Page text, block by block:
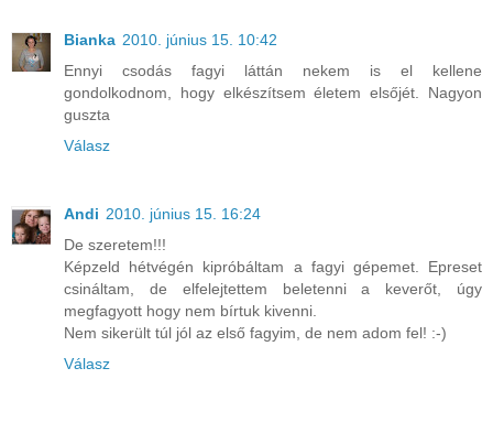
Bianka 2010. június 15. 10:42
Ennyi csodás fagyi láttán nekem is el kellene
gondolkodnom, hogy elkészítsem életem elsőjét. Nagyon
guszta
Válasz
Andi 2010. június 15. 16:24
De szeretem!!!
Képzeld hétvégén kipróbáltam a fagyi gépemet. Epreset
csináltam, de elfelejtettem beletenni a keverőt, úgy
megfagyott hogy nem bírtuk kivenni.
Nem sikerült túl jól az első fagyim, de nem adom fel! :-)
Válasz